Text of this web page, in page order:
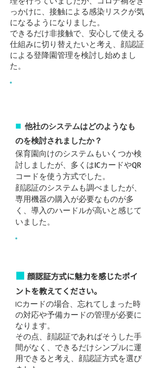
っかけに、接触による感染リスクが気
になるようになりました。
できるだけ非接触で、安心して使える
仕組みに切り替えたいと考え、顔認証
による登降園管理を検討し始めまし
た。
■ 他社のシステムはどのようなも
のを検討されましたか？
保育園向けのシステムもいくつか検
討しましたが、多くはICカードやQR
コードを使う方式でした。
顔認証のシステムも調べましたが、
専用機器の購入が必要なものが多
く、導入のハードルが高いと感じて
いました。
■ 顔認証方式に魅力を感じたポイ
ントを教えてください。
ICカードの場合、忘れてしまった時
の対応や予備カードの管理が必要に
なります。
その点、顔認証であればそうした手
間がなく、できるだけシンプルに運
用できると考え、顔認証方式を選び